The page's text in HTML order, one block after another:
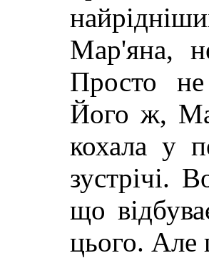
Мар'яна,
Просто
Його ж,
кохала у
зустрічі.
що
цього.